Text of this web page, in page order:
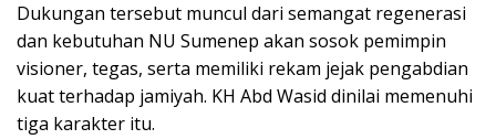
Dukungan tersebut muncul dari semangat regenerasi
dan kebutuhan NU Sumenep akan sosok pemimpin
visioner, tegas, serta memiliki rekam jejak pengabdian
kuat terhadap jamiyah. KH Abd Wasid dinilai memenuhi
tiga karakter itu.